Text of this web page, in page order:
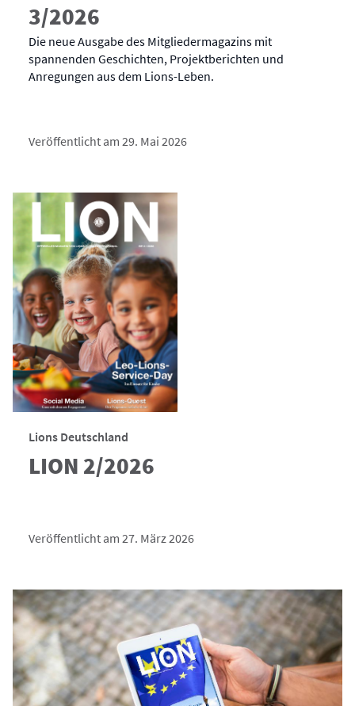
3/2026
Die neue Ausgabe des Mitgliedermagazins mit
spannenden Geschichten, Projektberichten und
Anregungen aus dem Lions-Leben.
Veröffentlicht am 29. Mai 2026
Lions Deutschland
LION 2/2026
Veröffentlicht am 27. März 2026